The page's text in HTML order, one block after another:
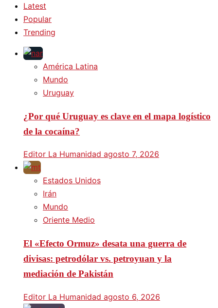
Latest
Popular
Trending
América Latina
Mundo
Uruguay
¿Por qué Uruguay es clave en el mapa logístico
de la cocaína?
Editor La Humanidad agosto 7, 2026
Estados Unidos
Irán
Mundo
Oriente Medio
El «Efecto Ormuz» desata una guerra de
divisas: petrodólar vs. petroyuan y la
mediación de Pakistán
Editor La Humanidad agosto 6, 2026